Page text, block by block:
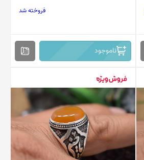
فروخته شد
ناموجود